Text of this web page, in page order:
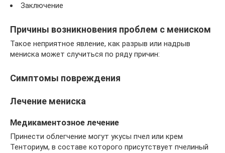
Заключение
Причины возникновения проблем с мениском
Такое неприятное явление, как разрыв или надрыв
мениска может случиться по ряду причин:
Симптомы повреждения
Лечение мениска
Медикаментозное лечение
Принести облегчение могут укусы пчел или крем
Тенториум, в составе которого присутствует пчелиный